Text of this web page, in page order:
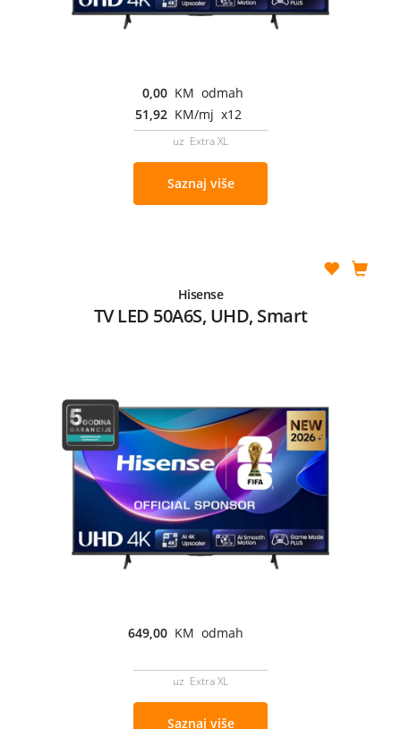
0,00 KM odmah
51,92 KM/mj x12
uz Extra XL
Saznaj više
Hisense
TV LED 50A6S, UHD, Smart
649,00 KM odmah
uz Extra XL
Saznaj više